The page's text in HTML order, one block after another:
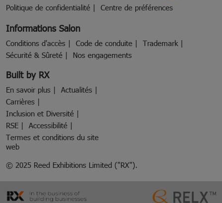
Politique de confidentialité
Centre de préférences
Informations Salon
Conditions d'accès Code de conduite
Trademark
Sécurité & Sûreté
Nos engagements
Built by RX
En savoir plus
Actualités
Carrières
Inclusion et Diversité
RSE
Accessibilité
Termes et conditions du site
web
© 2025 Reed Exhibitions Limited ("RX").